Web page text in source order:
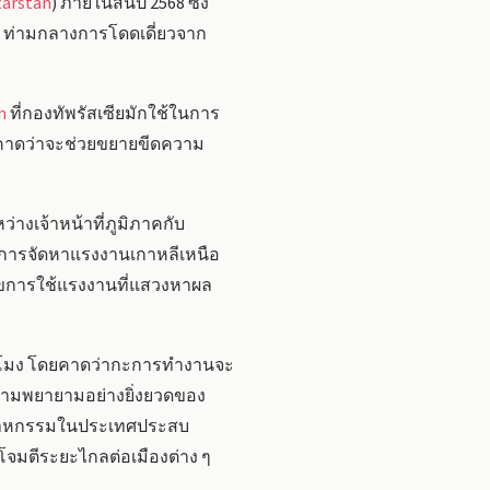
มกลางการโดดเดี่ยวจาก
ที่กองทัพรัสเซียมักใช้ในการ
ดว่าจะช่วยขยายขีดความ
ว่างเจ้าหน้าที่ภูมิภาคกับ
รจัดหาแรงงานเกาหลีเหนือ
ารใช้แรงงานที่แสวงหาผล
ง โดยคาดว่ากะการทำงานจะ
มพยายามอย่างยิ่งยวดของ
กรรมในประเทศประสบ
ตีระยะไกลต่อเมืองต่าง ๆ